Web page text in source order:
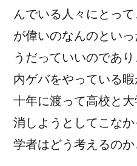
んでいる人々にとっ
が偉いのなんのとい
うだっていいのであ
内ゲバをやっている
十年に渡って高校と
消しようとしてこな
学者はどう考えるのか